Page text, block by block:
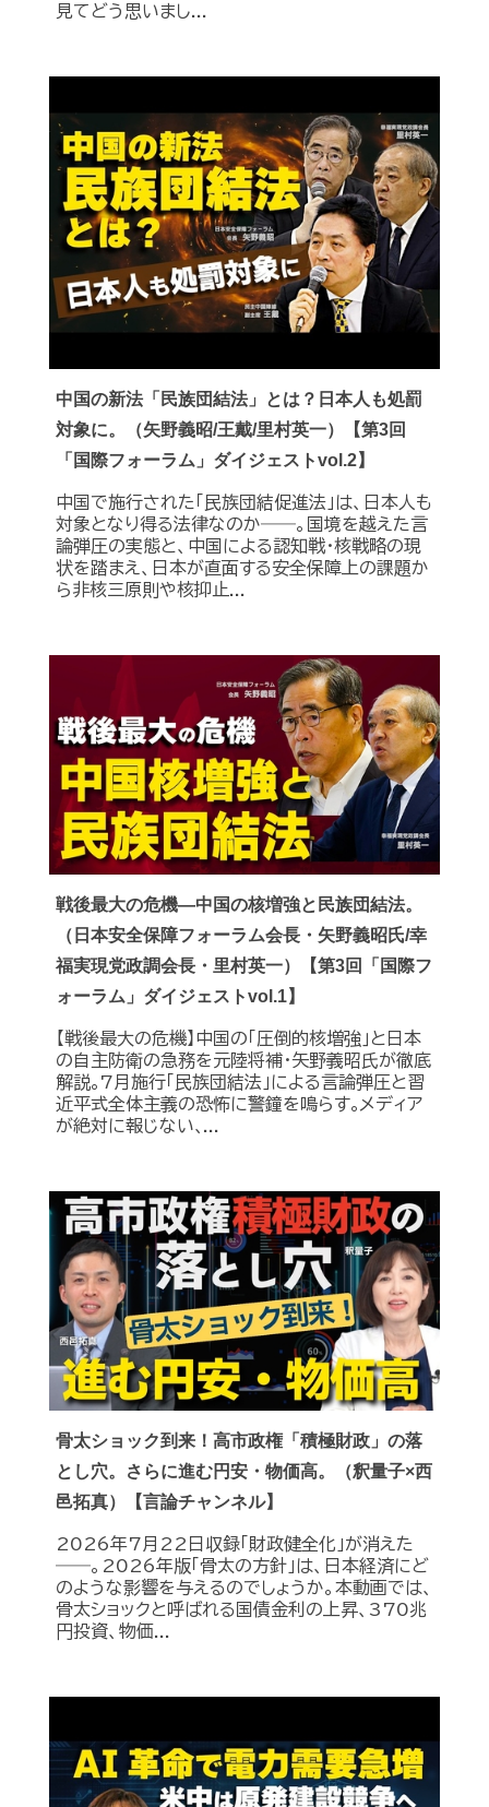
見てどう思いまし...
中国の新法「民族団結法」とは？日本人も処罰
対象に。（矢野義昭/王戴/里村英一）【第3回
「国際フォーラム」ダイジェストvol.2】
中国で施行された「民族団結促進法」は、日本人も
対象となり得る法律なのか――。国境を越えた言
論弾圧の実態と、中国による認知戦・核戦略の現
状を踏まえ、日本が直面する安全保障上の課題か
ら非核三原則や核抑止...
戦後最大の危機―中国の核増強と民族団結法。
（日本安全保障フォーラム会長・矢野義昭氏/幸
福実現党政調会長・里村英一）【第3回「国際フ
ォーラム」ダイジェストvol.1】
【戦後最大の危機】中国の｢圧倒的核増強｣と日本
の自主防衛の急務を元陸将補・矢野義昭氏が徹底
解説｡7月施行｢民族団結法｣による言論弾圧と習
近平式全体主義の恐怖に警鐘を鳴らす｡メディア
が絶対に報じない､...
骨太ショック到来！高市政権「積極財政」の落
とし穴。さらに進む円安・物価高。（釈量子×西
邑拓真）【言論チャンネル】
2026年7月22日収録「財政健全化」が消えた
――。2026年版「骨太の方針」は、日本経済にど
のような影響を与えるのでしょうか。本動画では、
骨太ショックと呼ばれる国債金利の上昇、370兆
円投資、物価...